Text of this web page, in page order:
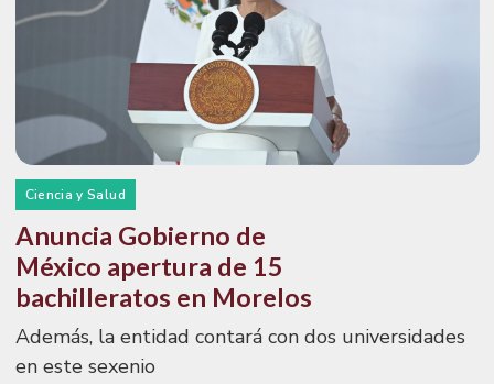
Ciencia y Salud
Anuncia Gobierno de
México apertura de 15
bachilleratos en Morelos
Además, la entidad contará con dos universidades
en este sexenio